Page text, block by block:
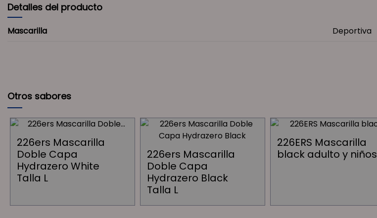
Detalles del producto
Mascarilla Deportiva
Otros sabores
226ers Mascarilla
Doble Capa
Hydrazero White
Talla L
226ers Mascarilla
Doble Capa
Hydrazero Black
Talla L
226ERS Mascarilla
black adulto y niños